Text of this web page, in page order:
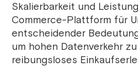
Skalierbarkeit und
Commerce-Plattform für
entscheidender
um hohen Datenverkehr
reibungsloses